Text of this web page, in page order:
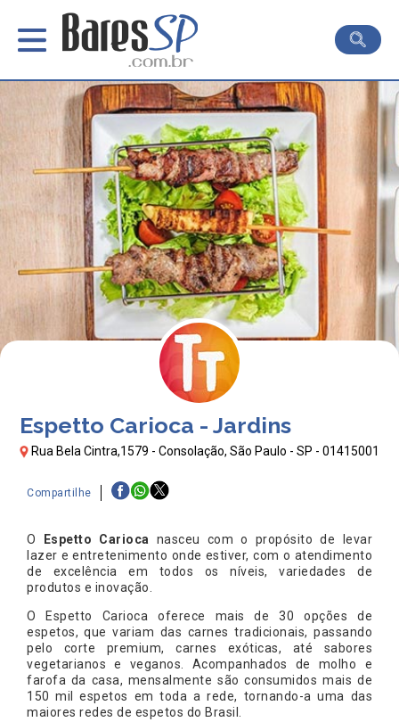
Espetto Carioca - Jardins
Rua Bela Cintra,1579 - Consolação, São Paulo - SP - 01415001
Compartilhe
O Espetto Carioca nasceu com o propósito de levar
lazer e entretenimento onde estiver, com o atendimento
de excelência em todos os níveis, variedades de
produtos e inovação.
O Espetto Carioca oferece mais de 30 opções de
espetos, que variam das carnes tradicionais, passando
pelo corte premium, carnes exóticas, até sabores
vegetarianos e veganos. Acompanhados de molho e
farofa da casa, mensalmente são consumidos mais de
150 mil espetos em toda a rede, tornando-a uma das
maiores redes de espetos do Brasil.